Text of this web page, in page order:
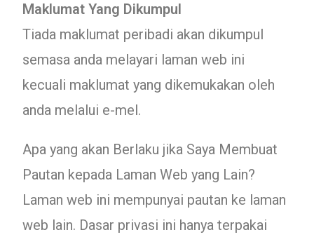
Maklumat Yang Dikumpul
Tiada maklumat peribadi akan dikumpul
semasa anda melayari laman web ini
kecuali maklumat yang dikemukakan oleh
anda melalui e-mel.
Apa yang akan Berlaku jika Saya Membuat
Pautan kepada Laman Web yang Lain?
Laman web ini mempunyai pautan ke laman
web lain. Dasar privasi ini hanya terpakai